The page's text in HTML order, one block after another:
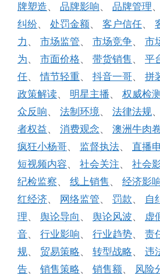
牌塑造、 品牌影响、 品牌管理、
纠纷、 处罚金额、 客户信任、
力 、 市场监管、 市场竞争、 市
为、 市面价格、 带货销售 、 平
任、情节轻重、 抖音一哥、 拼
政策解读、 明星主播、 权威检测
众反响、 法制环境、 法律法规、
者权益、 消费观念、 澳洲牛肉
疯狂小杨哥、 监督执法、 直播
短视频内容、 社会关注、 社会
纪检监察、 线上销售 、 经济影
红经济、 网络监管、 罚款、 自
理、 舆论导向 、 舆论风波、 虚
音、 行业影响、 行业趋势、 责
规、 贸易策略、 转型战略、 违
告、 销售策略、 销售额、 风险